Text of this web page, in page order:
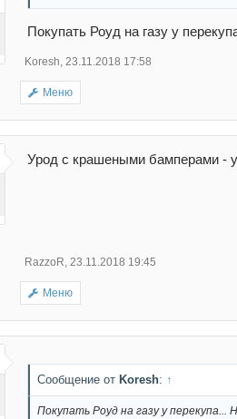
Покупать Роуд на газу у
Koresh 23.11.2018 17:58
Меню
Урод с крашеными бамперами -
RazzoR 23.11.2018 19:45
Меню
Сообщение от Koresh: ↑
Покупать Роуд на газу у перекупа...